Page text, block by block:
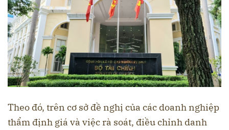
Theo đó, trên cơ sở đề nghị của các doanh nghiệp
thẩm định giá và việc rà soát, điều chỉnh danh